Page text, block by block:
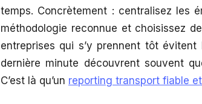
temps. Concrètement : centralisez les
méthodologie reconnue et choisissez
entreprises qui s’y prennent tôt
dernière minute découvrent souvent
C’est là qu’un reporting transport fiable